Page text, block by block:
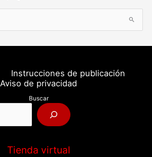
Instrucciones de publicación
Aviso de privacidad
Buscar
Tienda virtual